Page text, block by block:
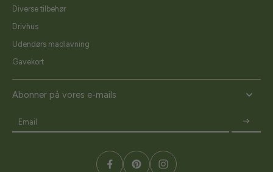
Diverse tilbehør
Drivhus
Udendørs madlavning
Gavekort
Abonner på vores e-mails
Email